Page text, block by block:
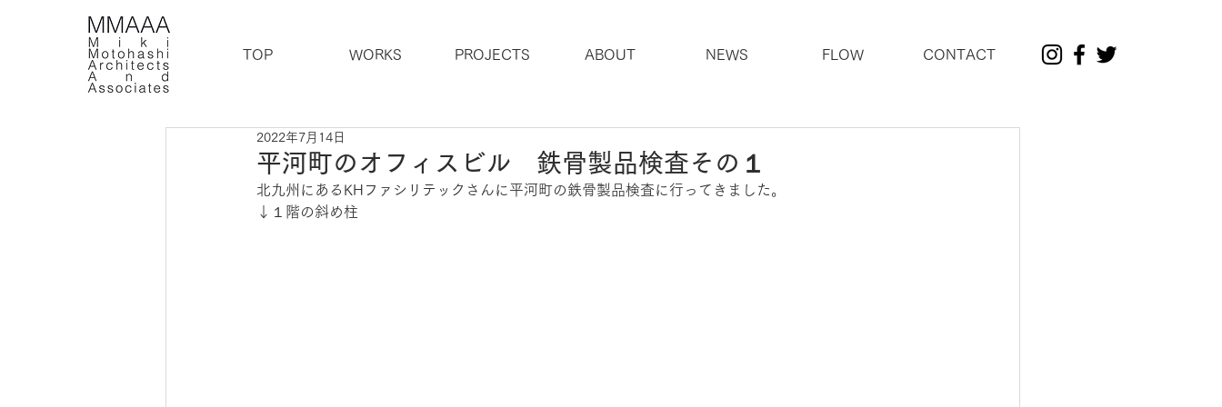
TOP WORKS PROJECTS ABOUT NEWS FLOW CONTACT
平河町のオフィスビル 鉄骨製品検査その１
2022年7月14日
北九州にあるKHファシリテックさんに平河町の鉄骨製品検査に行ってきました。
↓１階の斜め柱